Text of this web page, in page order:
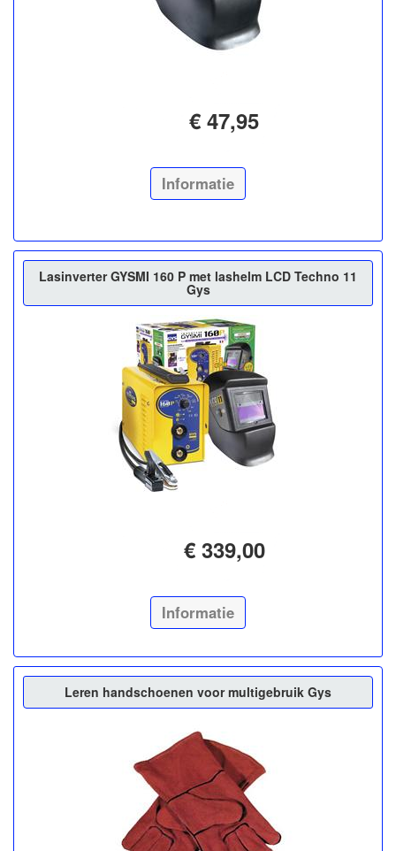
€ 47,95
Informatie
Lasinverter GYSMI 160 P met lashelm LCD Techno 11
Gys
€ 339,00
Informatie
Leren handschoenen voor multigebruik Gys